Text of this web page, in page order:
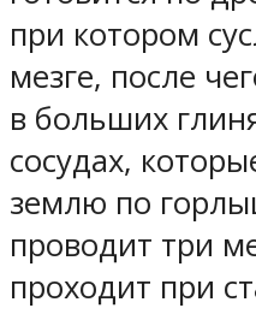
при котором
мезге, после
в больших
сосудах,
землю по
проводит три
проходит при